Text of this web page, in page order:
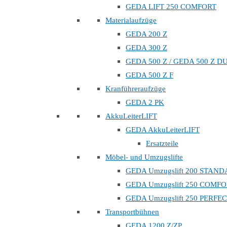
GEDA LIFT 250 COMFORT
Materialaufzüge
GEDA 200 Z
GEDA 300 Z
GEDA 500 Z / GEDA 500 Z
GEDA 500 Z F
Kranführeraufzüge
GEDA 2 PK
AkkuLeiterLIFT
GEDA AkkuLeiterLIFT
Ersatzteile
Möbel- und Umzugslifte
GEDA Umzugslift 200
GEDA Umzugslift 250
GEDA Umzugslift 250
Transportbühnen